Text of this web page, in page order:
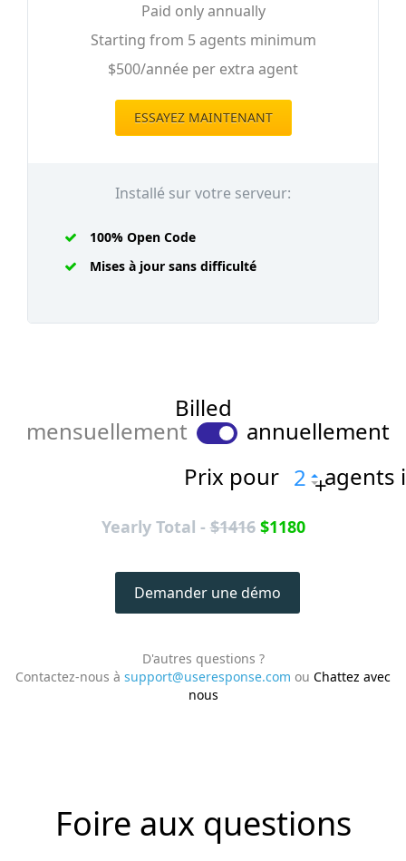
Paid only annually
Starting from 5 agents minimum
$500/année per extra agent
ESSAYEZ MAINTENANT
Installé sur votre serveur:
100% Open Code
Mises à jour sans difficulté
Billed
mensuellement
annuellement
Prix pour
+agents
Yearly Total -$1416 $1180
Demander une démo
D'autres questions ?
Contactez-nous à support@useresponse.com ou Chattez avec
nous
Foire aux questions